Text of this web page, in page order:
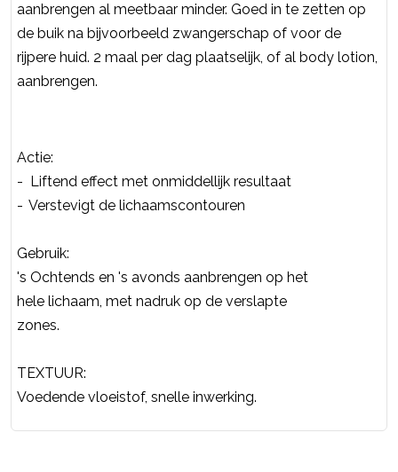
aanbrengen al meetbaar minder. Goed in te zetten op
de buik na bijvoorbeeld zwangerschap of voor de
rijpere huid. 2 maal per dag plaatselijk, of al body lotion,
aanbrengen.
Actie:
- Liftend effect met onmiddellijk resultaat
- Verstevigt de lichaamscontouren
Gebruik:
's Ochtends en 's avonds aanbrengen op het
hele lichaam, met nadruk op de verslapte
zones.
TEXTUUR:
Voedende vloeistof, snelle inwerking.